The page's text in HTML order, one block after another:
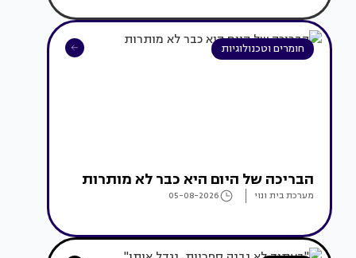
חומרים וטכנולוגיות
הבריכה של היום היא כבר לא מותרות
מערכת בית ונוי 05-08-2026